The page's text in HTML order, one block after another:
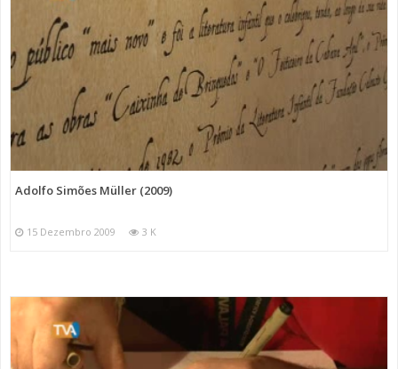
Adolfo Simões Müller (2009)
15 Dezembro 2009 3 K